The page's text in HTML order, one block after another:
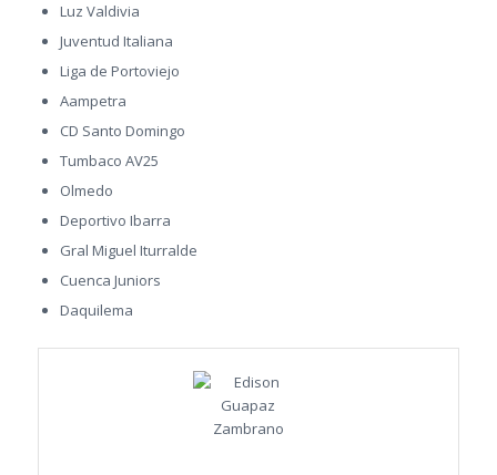
Luz Valdivia
Juventud Italiana
Liga de Portoviejo
Aampetra
CD Santo Domingo
Tumbaco AV25
Olmedo
Deportivo Ibarra
Gral Miguel Iturralde
Cuenca Juniors
Daquilema